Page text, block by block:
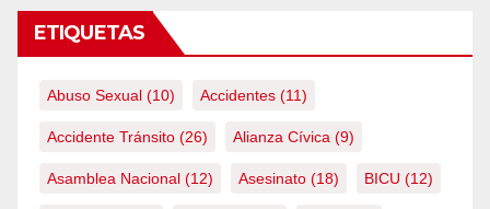
ETIQUETAS
Abuso Sexual (10) Accidentes (11)
Accidente Tránsito (26) Alianza Cívica (9)
Asamblea Nacional (12) Asesinato (18) BICU (12)